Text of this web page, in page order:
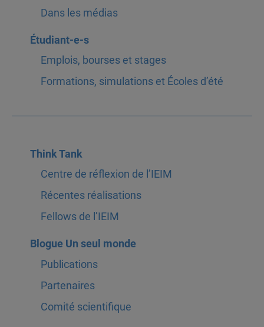
Dans les médias
Étudiant-e-s
Emplois, bourses et stages
Formations, simulations et Écoles d’été
Think Tank
Centre de réflexion de l’IEIM
Récentes réalisations
Fellows de l’IEIM
Blogue Un seul monde
Publications
Partenaires
Comité scientifique